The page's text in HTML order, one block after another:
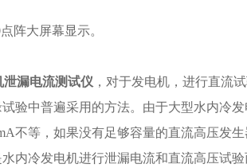
阵大屏幕显示。
漏电流测试仪 ， 对于发电机，进行直流
验中普遍采用的方法。由于大型水内冷
不等，如果没有足够容量的直流高压发
内冷发电机进行泄漏电流和直流高压试